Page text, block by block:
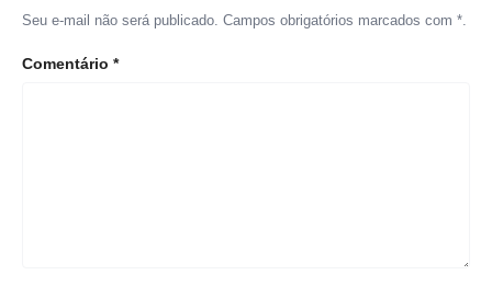
Seu e-mail não será publicado. Campos obrigatórios marcados com *.
Comentário *